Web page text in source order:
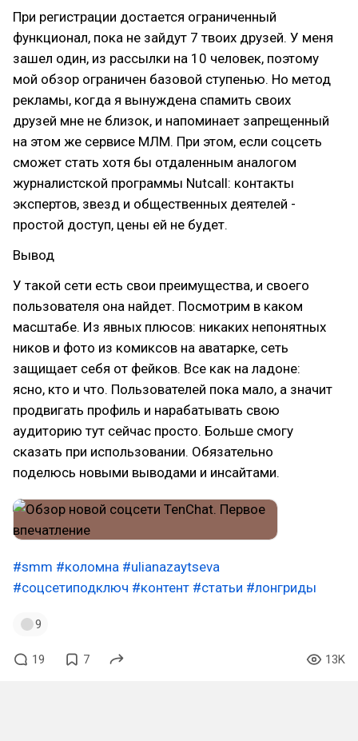
При регистрации достается ограниченный
функционал, пока не зайдут 7 твоих друзей. У меня
зашел один, из рассылки на 10 человек, поэтому
мой обзор ограничен базовой ступенью. Но метод
рекламы, когда я вынуждена спамить своих
друзей мне не близок, и напоминает запрещенный
на этом же сервисе МЛМ. При этом, если соцсеть
сможет стать хотя бы отдаленным аналогом
журналистской программы Nutcall: контакты
экспертов, звезд и общественных деятелей -
простой доступ, цены ей не будет.
Вывод
У такой сети есть свои преимущества, и своего
пользователя она найдет. Посмотрим в каком
масштабе. Из явных плюсов: никаких непонятных
ников и фото из комиксов на аватарке, сеть
защищает себя от фейков. Все как на лaдоне:
ясно, кто и что. Пользователей пока мало, а значит
продвигать профиль и нарабатывать свою
аудиторию тут сейчас просто. Больше смогу
сказать при использовании. Обязательно
поделюсь новыми выводами и инсайтами.
#smm #коломна #ulianazaytseva
#соцсетиподключ #контент #статьи #лонгриды
9
19 7 13K